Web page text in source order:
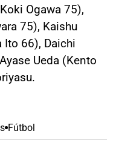
Ogawa 75),
75), Kaishu
Ito 66), Daichi
Ueda (Kento
Fútbol